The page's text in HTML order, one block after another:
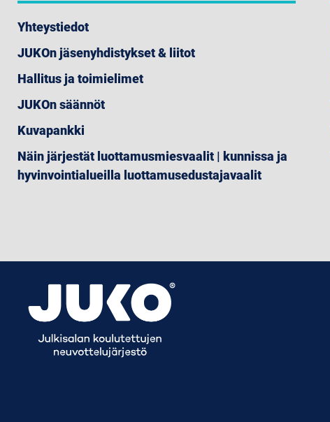
Yhteystiedot
JUKOn jäsenyhdistykset & liitot
Hallitus ja toimielimet
JUKOn säännöt
Kuvapankki
Näin järjestät luottamusmiesvaalit | kunnissa ja
hyvinvointialueilla luottamusedustajavaalit